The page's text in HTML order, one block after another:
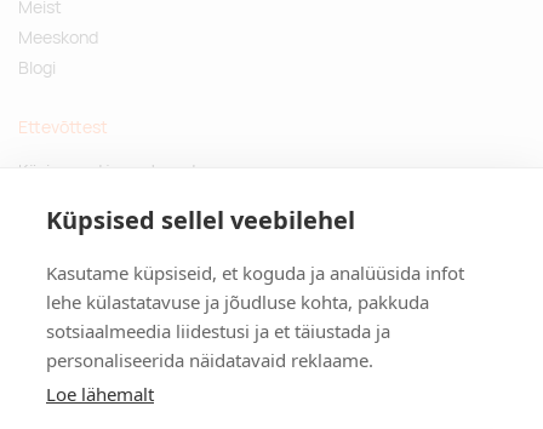
Küpsised sellel veebilehel
Kasutame küpsiseid, et koguda ja analüüsida infot
lehe külastatavuse ja jõudluse kohta, pakkuda
sotsiaalmeedia liidestusi ja et täiustada ja
personaliseerida näidatavaid reklaame.
Loe lähemalt
Meist
Meeskond
Blogi
Ettevõttest
Küsimused ja vastused
Privaatsuspoliitika
Kontakt
Tulika põik 3, Tallinn
info@kinkston.ee
+372 6989 100